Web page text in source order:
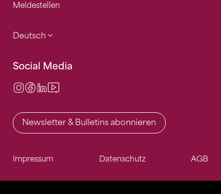
Meldestellen
Deutsch
Social Media
Instagram
Facebook
LinkedIn
Newsletter & Bulletins abonnieren
Impressum Datenschutz AGB